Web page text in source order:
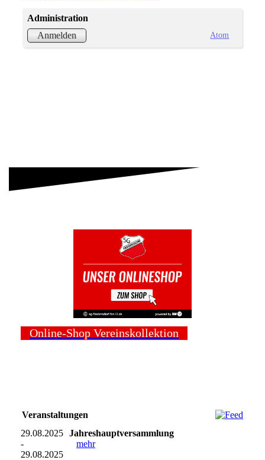
Administration
Anmelden
Atom
Online-Shop Vereinskollektion
Veranstaltungen
29.08.2025
-
29.08.2025
Jahreshauptversammlung
mehr